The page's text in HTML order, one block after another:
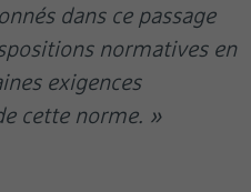
dans ce passage
normatives en
exigences
cette norme. »